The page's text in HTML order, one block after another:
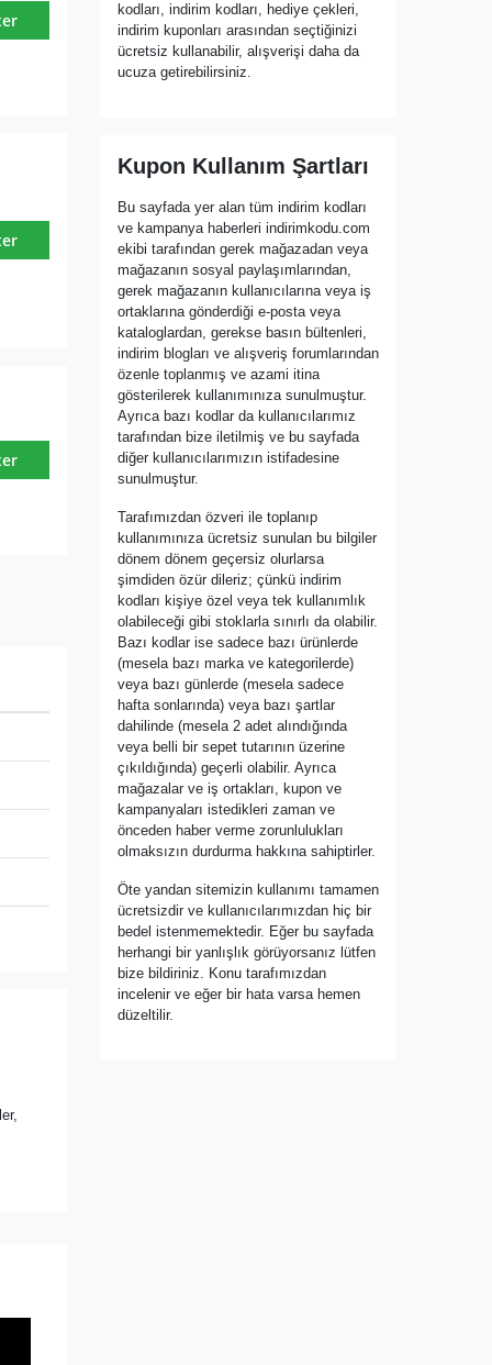
kodları, indirim kodları, hediye çekleri,
indirim kuponları arasından seçtiğinizi
ücretsiz kullanabilir, alışverişi daha da
ucuza getirebilirsiniz.
Kupon Kullanım Şartları
Bu sayfada yer alan tüm indirim kodları
ve kampanya haberleri indirimkodu.com
ekibi tarafından gerek mağazadan veya
mağazanın sosyal paylaşımlarından,
gerek mağazanın kullanıcılarına veya iş
ortaklarına gönderdiği e-posta veya
kataloglardan, gerekse basın bültenleri,
indirim blogları ve alışveriş forumlarından
özenle toplanmış ve azami itina
gösterilerek kullanımınıza sunulmuştur.
Ayrıca bazı kodlar da kullanıcılarımız
tarafından bize iletilmiş ve bu sayfada
diğer kullanıcılarımızın istifadesine
sunulmuştur.
Tarafımızdan özveri ile toplanıp
kullanımınıza ücretsiz sunulan bu bilgiler
dönem dönem geçersiz olurlarsa
şimdiden özür dileriz; çünkü indirim
kodları kişiye özel veya tek kullanımlık
olabileceği gibi stoklarla sınırlı da olabilir.
Bazı kodlar ise sadece bazı ürünlerde
(mesela bazı marka ve kategorilerde)
veya bazı günlerde (mesela sadece
hafta sonlarında) veya bazı şartlar
dahilinde (mesela 2 adet alındığında
veya belli bir sepet tutarının üzerine
çıkıldığında) geçerli olabilir. Ayrıca
mağazalar ve iş ortakları, kupon ve
kampanyaları istedikleri zaman ve
önceden haber verme zorunlulukları
olmaksızın durdurma hakkına sahiptirler.
Öte yandan sitemizin kullanımı tamamen
ücretsizdir ve kullanıcılarımızdan hiç bir
bedel istenmemektedir. Eğer bu sayfada
herhangi bir yanlışlık görüyorsanız lütfen
bize bildiriniz. Konu tarafımızdan
incelenir ve eğer bir hata varsa hemen
düzeltilir.